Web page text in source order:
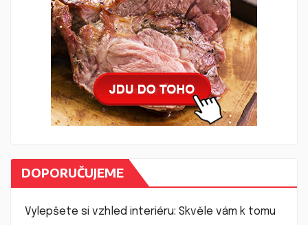
DOPORUČUJEME
Vylepšete si vzhled interiéru: Skvěle vám k tomu